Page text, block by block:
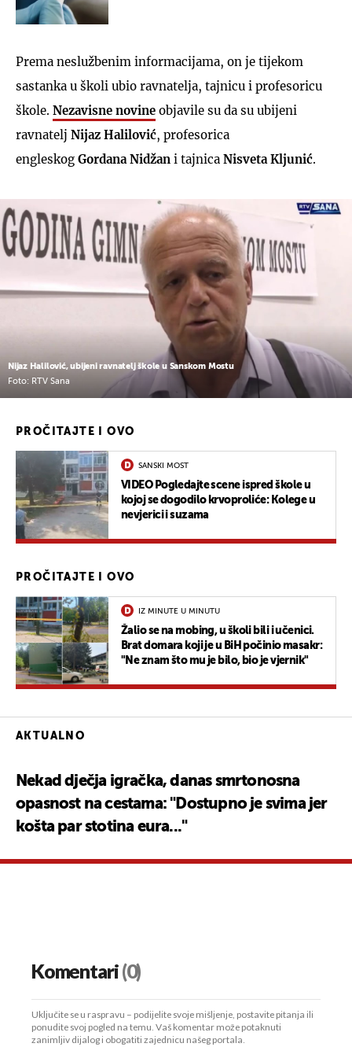
Prema neslužbenim informacijama, on je tijekom
sastanka u školi ubio ravnatelja, tajnicu i profesoricu
škole. Nezavisne novine objavile su da su ubijeni
ravnatelj Nijaz Halilović, profesorica
engleskog Gordana Nidžan i tajnica Nisveta Kljunić.
Nijaz Halilović, ubijeni ravnatelj škole u Sanskom Mostu
Foto: RTV Sana
PROČITAJTE I OVO
SANSKI MOST
VIDEO Pogledajte scene ispred škole u
kojoj se dogodilo krvoproliće: Kolege u
nevjerici i suzama
PROČITAJTE I OVO
IZ MINUTE U MINUTU
Žalio se na mobing, u školi bili i učenici.
Brat domara koji je u BiH počinio masakr:
"Ne znam što mu je bilo, bio je vjernik"
AKTUALNO
Nekad dječja igračka, danas smrtonosna
opasnost na cestama: "Dostupno je svima jer
košta par stotina eura..."
Komentari(0)
Uključite se u raspravu – podijelite svoje mišljenje, postavite pitanja ili
ponudite svoj pogled na temu. Vaš komentar može potaknuti
zanimljiv dijalog i obogatiti zajednicu našeg portala.